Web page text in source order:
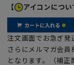
【 アイコンについ
注文画面でお急ぎ発
さらにメルマガ会
となります。（補正